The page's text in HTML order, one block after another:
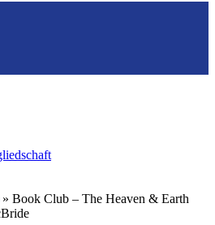
» Book Club – The Heaven & Earth